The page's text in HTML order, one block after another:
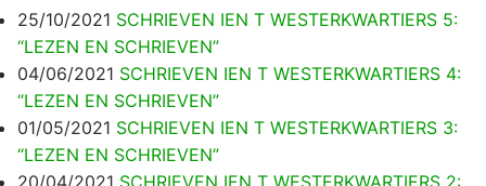
25/10/2021 SCHRIEVEN IEN T WESTERKWARTIERS 5:
“LEZEN EN SCHRIEVEN”
04/06/2021 SCHRIEVEN IEN T WESTERKWARTIERS 4:
“LEZEN EN SCHRIEVEN”
01/05/2021 SCHRIEVEN IEN T WESTERKWARTIERS 3:
“LEZEN EN SCHRIEVEN”
20/04/2021 SCHRIEVEN IEN T WESTERKWARTIERS 2: